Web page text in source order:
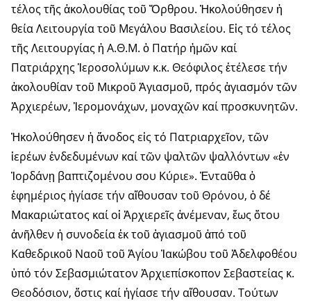
τέλος τῆς ἀκολουθίας τοῦ Ὄρθρου. Ἠκολούθησεν ἡ
θεία Λειτουργία τοῦ Μεγάλου Βασιλείου. Εἰς τό τέλος
τῆς Λειτουργίας ἡ Α.Θ.Μ. ὁ Πατήρ ἡμῶν καί
Πατριάρχης Ἱεροσολύμων κ.κ. Θεόφιλος ἐτέλεσε τήν
ἀκολουθίαν τοῦ Μικροῦ Ἁγιασμοῦ, πρός ἁγιασμόν τῶν
Ἀρχιερέων, Ἱερομονάχων, μοναχῶν καί προσκυνητῶν.
Ἠκολούθησεν ἡ ἄνοδος εἰς τό Πατριαρχεῖον, τῶν
ἱερέων ἐνδεδυμένων καί τῶν ψαλτῶν ψαλλόντων «ἐν
Ἰορδάνῃ βαπτιζομένου σου Κύριε». Ἐνταῦθα ὁ
ἐφημέριος ἡγίασε τήν αἴθουσαν τοῦ Θρόνου, ὁ δέ
Μακαριώτατος καί οἱ Ἀρχιερεῖς ἀνέμεναν, ἕως ὅτου
ἀνῆλθεν ἡ συνοδεία ἐκ τοῦ ἁγιασμοῦ ἀπό τοῦ
Καθεδρικοῦ Ναοῦ τοῦ Ἁγίου Ἰακώβου τοῦ Ἀδελφοθέου
ὑπό τόν Σεβασμιώτατον Ἀρχιεπίσκοπον Σεβαστείας κ.
Θεοδόσιον, ὅστις καί ἡγίασε τήν αἴθουσαν. Τούτων